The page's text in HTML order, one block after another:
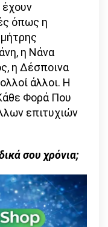
έχουν
όπως η
η Νάνα
η Δέσποινα
άλλοι. Η
Φορά Που
επιτυχιών
σου χρόνια;